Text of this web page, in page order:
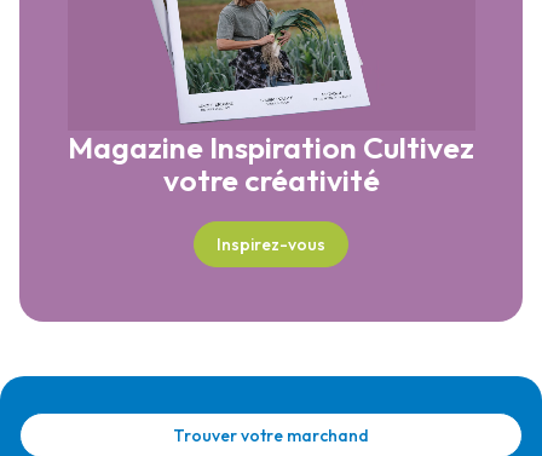
Magazine Inspiration Cultivez
votre créativité
Inspirez-vous
Trouver votre marchand